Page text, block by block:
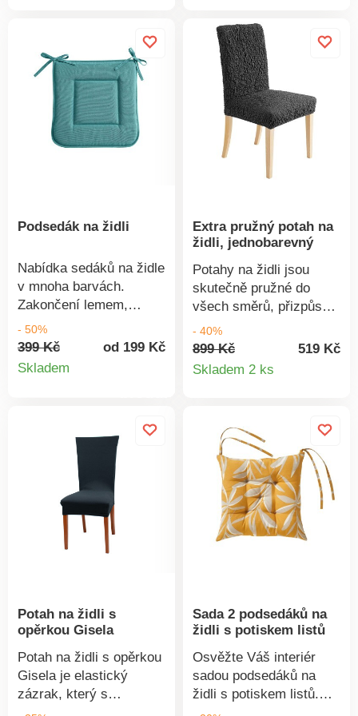
prošívané. Na zavázání.
Prodáváno jednotlivě.
Snadno se natáhne a
stáhne. Perte na 30 °C v
souladu s ochranou
životního prostředí; také
Vám doporučujeme sušit
volně na vzduchu.
Podsedák na židli
Nabídka sedáků na židle
v mnoha barvách.
Zakončení lemem,
uprostřed švy. Nemusíte
se bát sklouzávání,
protože mají šňůrky na
- 50%
399 Kč
od 199 Kč
Skladem
Extra pružný potah na
židli, jednobarevný
Potahy na židli jsou
skutečně pružné do
všech směrů, přizpůsobí
se všem výškám opěrek
i sedáků židlí. Dodejte
své jídelně novou tvář.
označuje textilní
výrobky, které byly
podrobeny laboratorním
testům na široké
spektrum škodlivých
látek a výrobek je
bezpečný nad rámec
prát na 30 °C a sušit
volně na vzduchu.
- 40%
899 Kč
519 Kč
Skladem 2 ks
Potah na židli s
opěrkou Gisela
Potah na židli s opěrkou
Gisela je elastický
zázrak, který s
atmosférou domova
Sada 2 podsedáků na
židli s potiskem listů
Osvěžte Váš interiér
sadou podsedáků na
židli s potiskem listů.
Originální potisk. Prošití